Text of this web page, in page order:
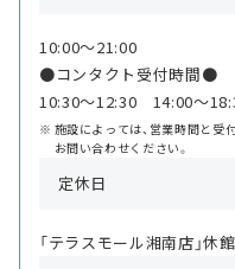
10:00〜21:00
●コンタクト受付時間●
10:30〜12:30 14:00〜
施設によっては、営業時間と受
お問い合わせください。
定休日
「テラスモール湘南店」休